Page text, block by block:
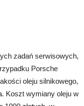
zadań serwisowych,
Porsche
oleju silnikowego,
Koszt wymiany oleju w